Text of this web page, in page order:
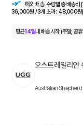
해외배송 수량별 총 배송
36,000원 / 3개 초과 : 48,000원)
평균14일내 배송 시작 (주말, 공
오스트레일리안
Australian